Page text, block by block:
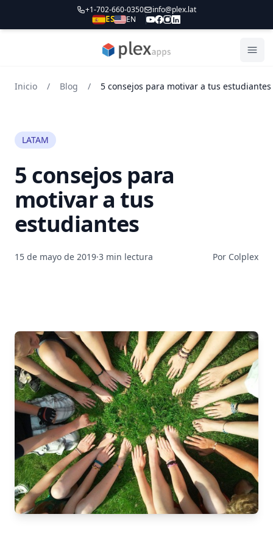
+1-702-660-0350 info@plex.lat
ES EN
PLEXapps
Inicio / Blog / 5 consejos para motivar a tus estudiantes
LATAM
5 consejos para
motivar a tus
estudiantes
15 de mayo de 2019·3 min lectura Por Colplex